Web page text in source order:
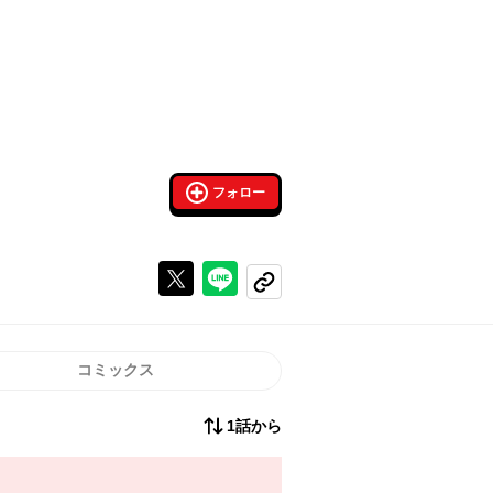
フォロー
Xで投稿するラインでシェアする
コピーする
コミックス
1話から